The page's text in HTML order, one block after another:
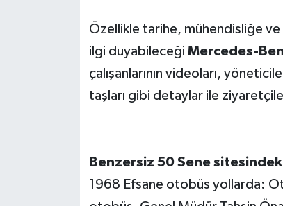
Özellikle tarihe, mühendisliğe ve
ilgi duyabileceği Mercedes-
çalışanlarının videoları,
taşları gibi detaylar ile
Benzersiz 50 Sene
1968 Efsane otobüs yollarda: